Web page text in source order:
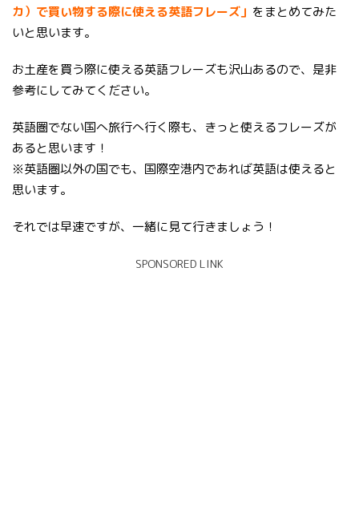
カ）で買い物する際に使える英語フレーズ」 をまとめてみた
いと思います。
お土産を買う際に使える英語フレーズも沢山あるので、是非
参考にしてみてください。
英語圏でない国へ旅行へ行く際も、きっと使えるフレーズが
あると思います！
※英語圏以外の国でも、国際空港内であれば英語は使えると
思います。
それでは早速ですが、一緒に見て行きましょう！
SPONSORED LINK